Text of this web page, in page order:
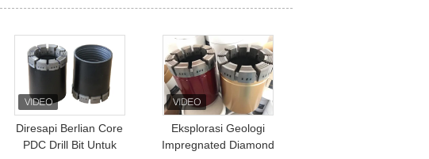
Tanah, Tram Mini Scoop
pertambangan LHD
Diresapi Berlian Core
PDC Drill Bit Untuk
Eksplorasi Geologi
Impregnated Diamond